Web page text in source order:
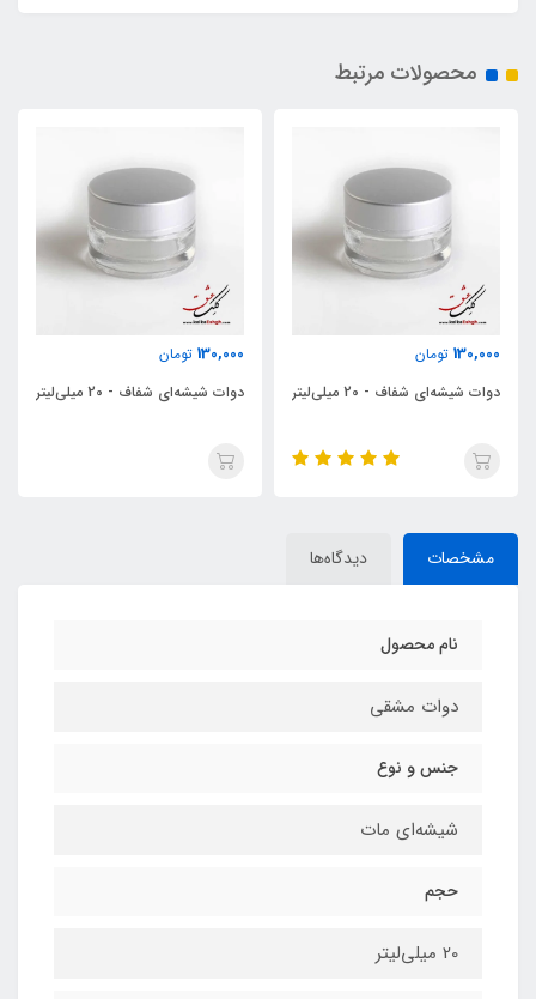
محصولات مرتبط
130,000 تومان
دوات شیشه‌ای شفاف - 20 میلی‌لیتر
130,000 تومان
دوات شیشه‌ای شفاف - 20 میلی‌لیتر
مشخصات دیدگاه‌ها
نام محصول
دوات مشقی
جنس و نوع
شیشه‌ای مات
حجم
20 میلی‌لیتر